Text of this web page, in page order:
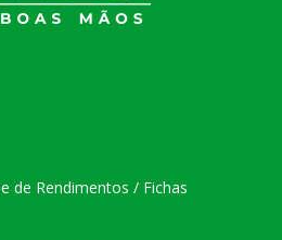
de Rendimentos / Fichas